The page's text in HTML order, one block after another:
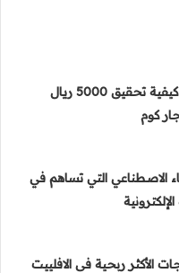
التسويق بالعمولة: كيفية تحقيق 5000 ريال
كوم
الاصطناعي التي تساهم في
الأكثر ربحية فى الافلييت